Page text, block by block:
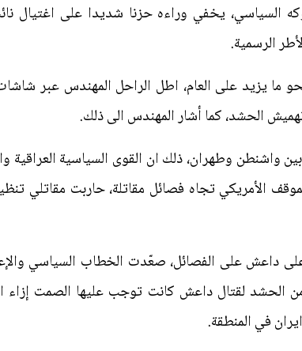
السياسي، يخفي وراءه حزنا شديدا على اغتيال
الرسمية.
ما يزيد على العام، اطل الراحل المهندس عبر شاشات
الحشد، كما أشار المهندس الى ذلك.
واشنطن وطهران، ذلك ان القوى السياسية
الأمريكي تجاه فصائل مقاتلة، حاربت مقاتلي
على الفصائل، صعّدت الخطاب السياسي
الحشد لقتال داعش كانت توجب عليها الصمت
في المنطقة.